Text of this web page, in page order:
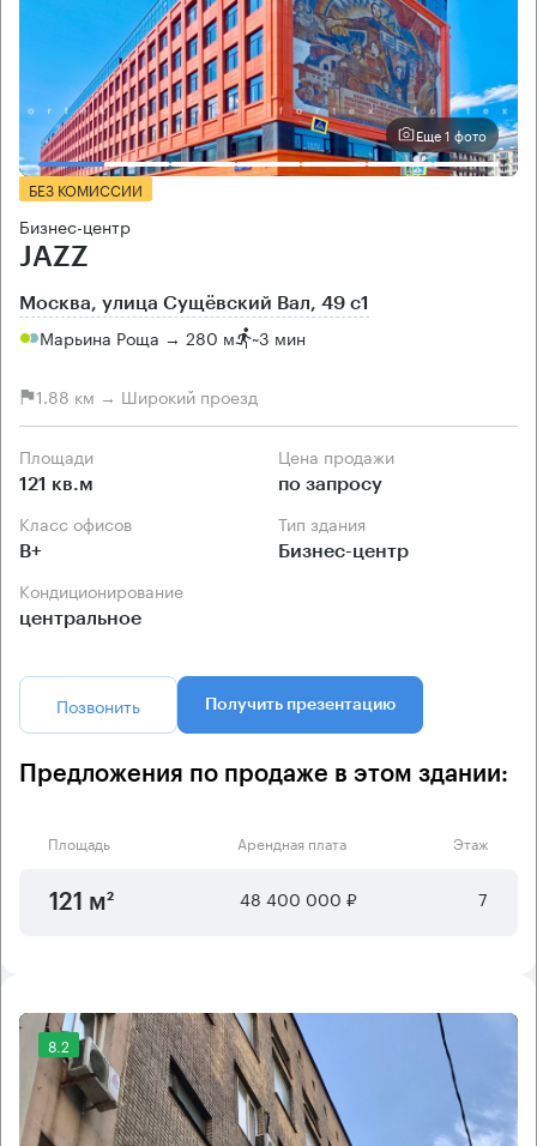
Еще 1 фото
БЕЗ КОМИССИИ
Бизнес-центр
JAZZ
Москва, улица Сущёвский Вал, 49 с1
Марьина Роща → 280 м ~3 мин
1.88 км → Широкий проезд
Площади
121 кв.м
Цена продажи
по запросу
Класс офисов
B+
Тип здания
Бизнес-центр
Кондиционирование
центральное
Позвонить Получить презентацию
Предложения по продаже в этом здании:
Площадь Арендная плата Этаж
121 м² 48 400 000 ₽ 7
8.2